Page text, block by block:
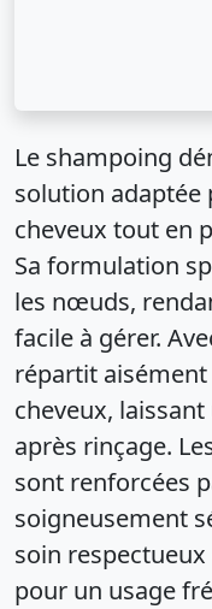
Le shampoing
solution adaptée
cheveux tout en
Sa formulation
les nœuds,
facile à gérer.
répartit
cheveux,
après rinçage.
sont renforcées
soigneusement
soin
pour un usage